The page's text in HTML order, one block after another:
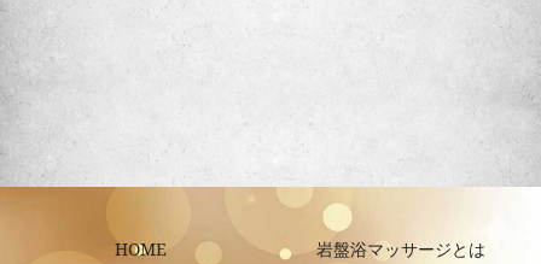
HOME 岩盤浴マッサージとは